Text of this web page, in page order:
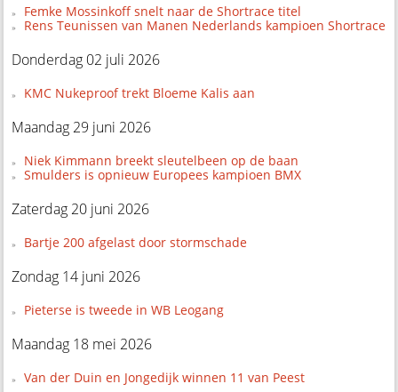
Femke Mossinkoff snelt naar de Shortrace titel
Rens Teunissen van Manen Nederlands kampioen Shortrace
Donderdag 02 juli 2026
KMC Nukeproof trekt Bloeme Kalis aan
Maandag 29 juni 2026
Niek Kimmann breekt sleutelbeen op de baan
Smulders is opnieuw Europees kampioen BMX
Zaterdag 20 juni 2026
Bartje 200 afgelast door stormschade
Zondag 14 juni 2026
Pieterse is tweede in WB Leogang
Maandag 18 mei 2026
Van der Duin en Jongedijk winnen 11 van Peest